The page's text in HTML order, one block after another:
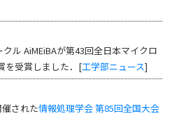
クル AiMEiBAが第43回全日本マイクロ
を受賞しました．[工学部ニュース]
催された情報処理学会 第85回全国大会